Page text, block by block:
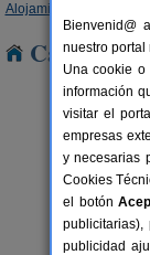
Alojamientos
Casas
Bienvenid@
nuestro portal
Una cookie
información
visitar el
empresas
y necesarias
Cookies
el botón
publicidad